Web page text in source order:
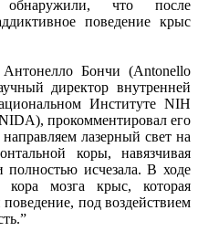
обнаружили, что после
поведение крыс
Бончи (Antonello
директор внутренней
Институте NIH
прокомментировал его
лазерный свет на
коры, навязчивая
полностью исчезала. В ходе
кора мозга крыс, которая
под воздействием